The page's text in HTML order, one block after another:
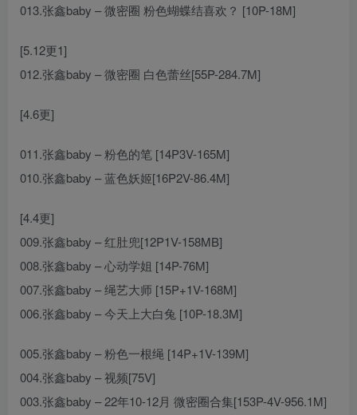
013.张鑫baby – 微密圈 粉色蝴蝶结喜欢？ [10P-18M]
[5.12更1]
012.张鑫baby – 微密圈 白色蕾丝[55P-284.7M]
[4.6更]
011.张鑫baby – 粉色的笔 [14P3V-165M]
010.张鑫baby – 蓝色妖姬[16P2V-86.4M]
[4.4更]
009.张鑫baby – 红肚兜[12P1V-158MB]
008.张鑫baby – 心动学姐 [14P-76M]
007.张鑫baby – 绳艺大师 [15P+1V-168M]
006.张鑫baby – 今天上大白兔 [10P-18.3M]
005.张鑫baby – 粉色一根绳 [14P+1V-139M]
004.张鑫baby – 视频[75V]
003.张鑫baby – 22年10-12月 微密圈合集[153P-4V-956.1M]